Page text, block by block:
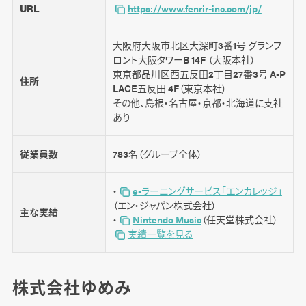
URL https://www.fenrir-inc.com/jp/
住所
大阪府大阪市北区大深町3番1号 グランフ
ロント大阪タワーB 14F （大阪本社）
東京都品川区西五反田2丁目27番3号 A-P
LACE五反田 4F（東京本社）
その他、島根・名古屋・京都・北海道に支社
あり
従業員数 783名（グループ全体）
主な実績
・
e-ラーニングサービス「エンカレッジ」
（エン・ジャパン株式会社）
・
Nintendo Music（任天堂株式会社）
実績一覧を見る
株式会社ゆめみ